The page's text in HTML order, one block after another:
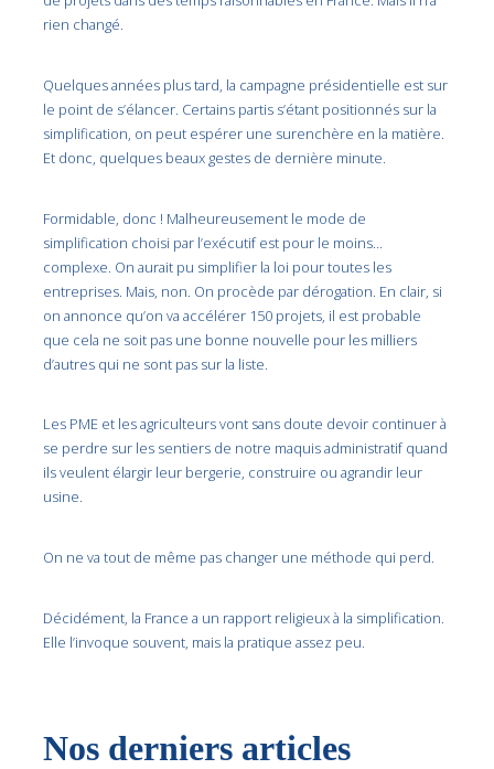
rien changé.
Quelques années plus tard, la campagne présidentielle est sur
le point de s’élancer. Certains partis s’étant positionnés sur la
simplification, on peut espérer une surenchère en la matière.
Et donc, quelques beaux gestes de dernière minute.
Formidable, donc ! Malheureusement le mode de
simplification choisi par l’exécutif est pour le moins…
complexe. On aurait pu simplifier la loi pour toutes les
entreprises. Mais, non. On procède par dérogation. En clair, si
on annonce qu’on va accélérer 150 projets, il est probable
que cela ne soit pas une bonne nouvelle pour les milliers
d’autres qui ne sont pas sur la liste.
Les PME et les agriculteurs vont sans doute devoir continuer à
se perdre sur les sentiers de notre maquis administratif quand
ils veulent élargir leur bergerie, construire ou agrandir leur
usine.
On ne va tout de même pas changer une méthode qui perd.
Décidément, la France a un rapport religieux à la simplification.
Elle l’invoque souvent, mais la pratique assez peu.
Nos derniers articles